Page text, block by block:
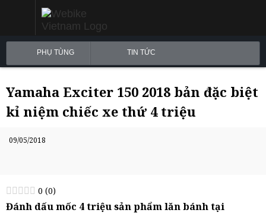
PHỤ TÙNG TIN TỨC
Yamaha Exciter 150 2018 bản đặc biệt
kỉ niệm chiếc xe thứ 4 triệu
09/05/2018
0 (0)
Đánh dấu mốc 4 triệu sản phẩm lăn bánh tại